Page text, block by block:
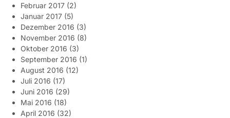
Februar 2017 (2)
Januar 2017 (5)
Dezember 2016 (3)
November 2016 (8)
Oktober 2016 (3)
September 2016 (1)
August 2016 (12)
Juli 2016 (17)
Juni 2016 (29)
Mai 2016 (18)
April 2016 (32)